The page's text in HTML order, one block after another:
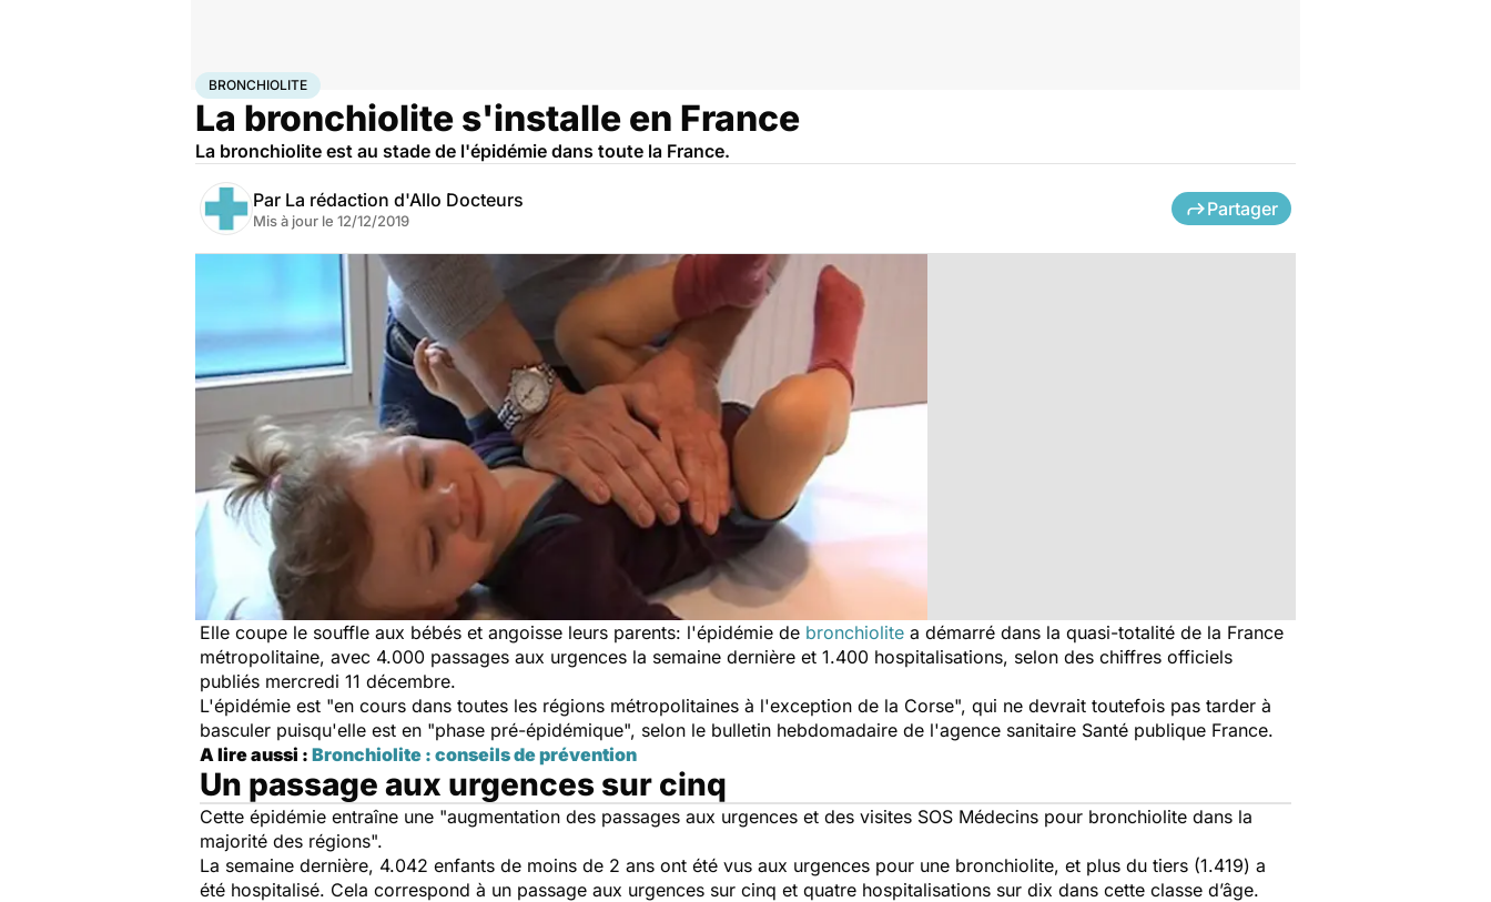
AccueilSantéMaladies
BRONCHIOLITE
La bronchiolite s'installe en France
La bronchiolite est au stade de l'épidémie dans toute la France.
Par La rédaction d'Allo Docteurs
Mis à jour le 12/12/2019
Partager
Elle coupe le souffle aux bébés et angoisse leurs parents: l'épidémie de bronchiolite a démarré dans la quasi-totalité de la France
métropolitaine, avec 4.000 passages aux urgences la semaine dernière et 1.400 hospitalisations, selon des chiffres officiels
publiés mercredi 11 décembre.
L'épidémie est "en cours dans toutes les régions métropolitaines à l'exception de la Corse", qui ne devrait toutefois pas tarder à
basculer puisqu'elle est en "phase pré-épidémique", selon le bulletin hebdomadaire de l'agence sanitaire Santé publique France.
A lire aussi : Bronchiolite : conseils de prévention
Un passage aux urgences sur cinq
Cette épidémie entraîne une "augmentation des passages aux urgences et des visites SOS Médecins pour bronchiolite dans la
majorité des régions".
La semaine dernière, 4.042 enfants de moins de 2 ans ont été vus aux urgences pour une bronchiolite, et plus du tiers (1.419) a
été hospitalisé. Cela correspond à un passage aux urgences sur cinq et quatre hospitalisations sur dix dans cette classe d’âge.